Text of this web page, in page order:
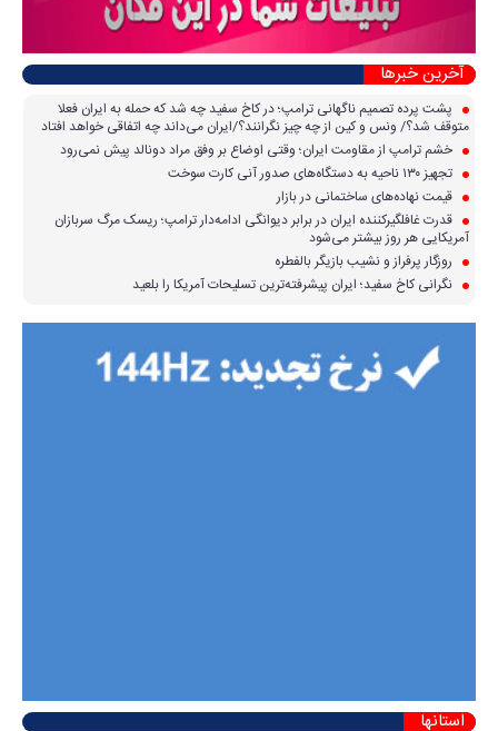
آخرین خبرها
پشت پرده تصمیم ناگهانی ترامپ؛ در کاخ سفید چه شد که حمله به ایران فعلا
متوقف شد؟/ ونس و کین از چه چیز نگرانند؟/ایران می‌داند چه اتفاقی خواهد افتاد
خشم ترامپ از مقاومت ایران؛ وقتی اوضاع بر وفق مراد دونالد پیش نمی‌رود
تجهیز ۱۳۰ ناحیه به دستگاه‌های صدور آنی کارت سوخت
قیمت نهاده‌های ساختمانی در بازار
قدرت غافلگیرکننده ایران در برابر دیوانگی ادامه‌دار ترامپ؛ ریسک مرگ سربازان
آمریکایی هر روز بیشتر می‌شود
روزگار پرفراز و نشیب بازیگر بالفطره
نگرانی کاخ سفید؛ ایران پیشرفته‌ترین تسلیحات آمریکا را بلعید
استانها